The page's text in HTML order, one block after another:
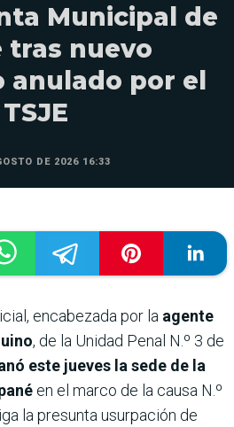
Municipal de
tras nuevo
anulado por el
TSJE
DE 2026 16:33
encabezada por la agente
, de la Unidad Penal N.º 3 de
este jueves la sede de la
en el marco de la causa N.º
la presunta usurpación de